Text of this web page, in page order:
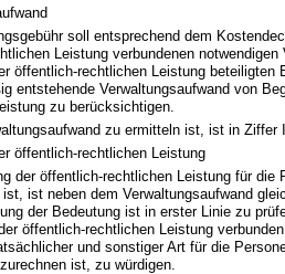
soll entsprechend dem
Leistung verbundenen notwendigen
öffentlich-rechtlichen Leistung
entstehende Verwaltungsaufwand von
zu berücksichtigen.
zu ermitteln ist, ist in Ziffer
öffentlich-rechtlichen Leistung
der öffentlich-rechtlichen Leistung für die
ist neben dem Verwaltungsaufwand
der Bedeutung ist in erster Linie zu
öffentlich-rechtlichen Leistung
und sonstiger Art für die
ist, zu würdigen.